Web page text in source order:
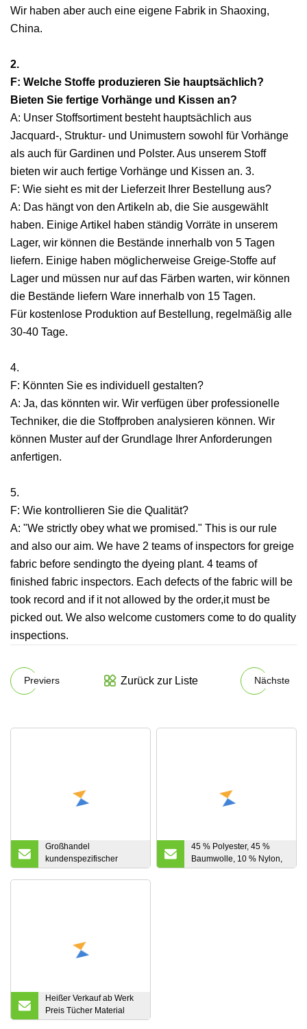
Wir haben aber auch eine eigene Fabrik in Shaoxing,
China.
2.
F: Welche Stoffe produzieren Sie hauptsächlich?
Bieten Sie fertige Vorhänge und Kissen an?
A: Unser Stoffsortiment besteht hauptsächlich aus
Jacquard-, Struktur- und Unimustern sowohl für Vorhänge
als auch für Gardinen und Polster. Aus unserem Stoff
bieten wir auch fertige Vorhänge und Kissen an. 3.
F: Wie sieht es mit der Lieferzeit Ihrer Bestellung aus?
A: Das hängt von den Artikeln ab, die Sie ausgewählt
haben. Einige Artikel haben ständig Vorräte in unserem
Lager, wir können die Bestände innerhalb von 5 Tagen
liefern. Einige haben möglicherweise Greige-Stoffe auf
Lager und müssen nur auf das Färben warten, wir können
die Bestände liefern Ware innerhalb von 15 Tagen.
Für kostenlose Produktion auf Bestellung, regelmäßig alle
30-40 Tage.
4.
F: Könnten Sie es individuell gestalten?
A: Ja, das könnten wir. Wir verfügen über professionelle
Techniker, die die Stoffproben analysieren können. Wir
können Muster auf der Grundlage Ihrer Anforderungen
anfertigen.
5.
F: Wie kontrollieren Sie die Qualität?
A: "We strictly obey what we promised." This is our rule
and also our aim. We have 2 teams of inspectors for greige
fabric before sendingto the dyeing plant. 4 teams of
finished fabric inspectors. Each defects of the fabric will be
took record and if it not allowed by the order,it must be
picked out. We also welcome customers come to do quality
inspections.
Previers Zurück zur Liste Nächste
Großhandel
kundenspezifischer
einfarbiger Nylonstoff
Outdoor-Wander-
45 % Polyester, 45 %
Baumwolle, 10 % Nylon,
Mischung aus
Heißer Verkauf ab Werk
Preis Tücher Material
geprägt Spunlace